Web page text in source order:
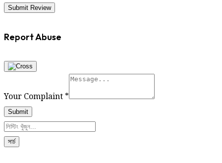
Report Abuse
Your Complaint *
Submit
সার্চ